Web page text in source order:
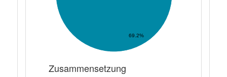
69.2%
Zusammensetzung